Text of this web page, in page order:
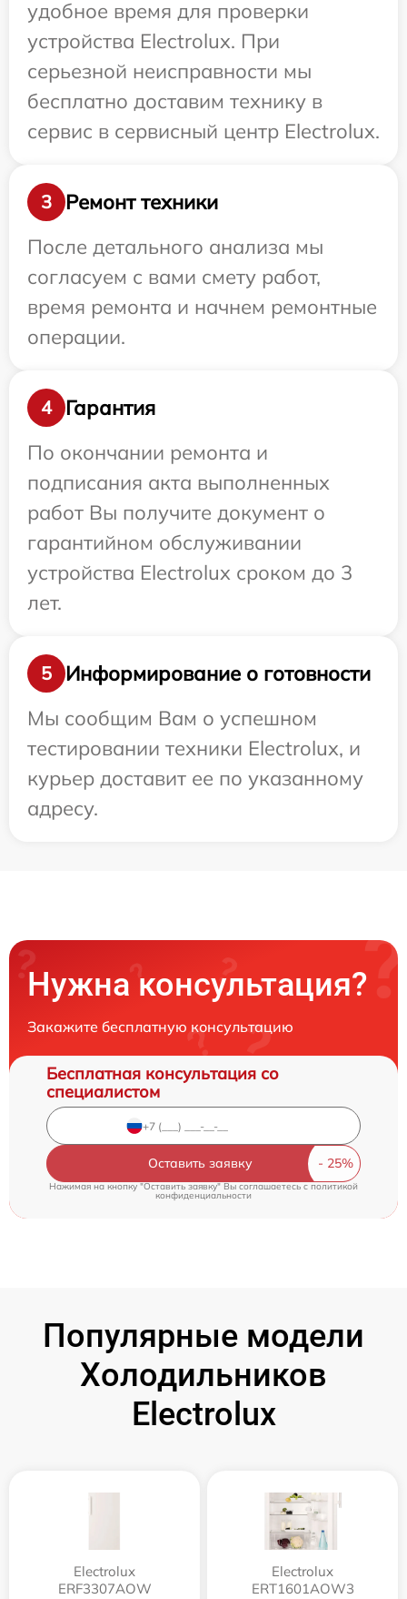
удобное время для проверки
устройства Electrolux. При
серьезной неисправности мы
бесплатно доставим технику в
сервис в сервисный центр Electrolux.
3
Ремонт техники
После детального анализа мы
согласуем с вами смету работ,
время ремонта и начнем ремонтные
операции.
4
Гарантия
По окончании ремонта и
подписания акта выполненных
работ Вы получите документ о
гарантийном обслуживании
устройства Electrolux сроком до 3
лет.
5
Информирование о готовности
Мы сообщим Вам о успешном
тестировании техники Electrolux, и
курьер доставит ее по указанному
адресу.
Нужна консультация?
Закажите бесплатную консультацию
Бесплатная консультация со
специалистом
Оставить заявку
Нажимая на кнопку "Оставить заявку" Вы соглашаетесь c политикой
конфиденциальности
Популярные модели
Холодильников
Electrolux
Electrolux
ERF3307AOW
Electrolux
ERT1601AOW3